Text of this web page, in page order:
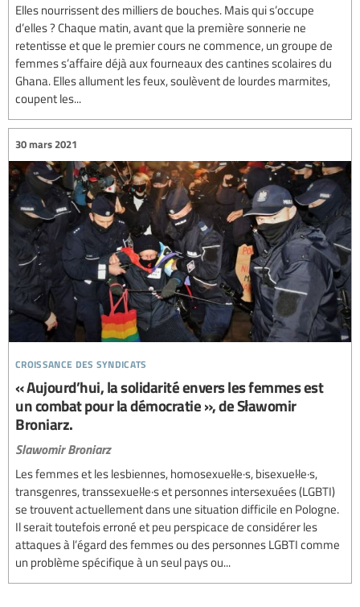
Elles nourrissent des milliers de bouches. Mais qui s’occupe
d’elles ? Chaque matin, avant que la première sonnerie ne
retentisse et que le premier cours ne commence, un groupe de
femmes s’affaire déjà aux fourneaux des cantines scolaires du
Ghana. Elles allument les feux, soulèvent de lourdes marmites,
coupent les...
croissance des syndicats
30 mars 2021
« Aujourd’hui, la solidarité envers les femmes est
un combat pour la démocratie », de Sławomir
Broniarz.
Slawomir Broniarz
Les femmes et les lesbiennes, homosexuel·le·s, bisexuel·le·s,
transgenres, transsexuel·le·s et personnes intersexuées (LGBTI)
se trouvent actuellement dans une situation difficile en Pologne.
Il serait toutefois erroné et peu perspicace de considérer les
attaques à l’égard des femmes ou des personnes LGBTI comme
un problème spécifique à un seul pays ou...